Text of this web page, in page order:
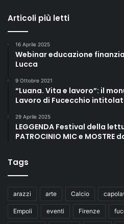
Articoli più letti
16 Aprile 2025
Webinar educazione
Lucca
9 Ottobre 2021
“Luana. Vita e lavoro”: il
Lavoro di Fucecchio
29 Aprile 2025
LEGGENDA Festival della
PATROCINIO MIC e MOSTRE
Tags
arazzi arte Calcio
Empoli eventi Firenze